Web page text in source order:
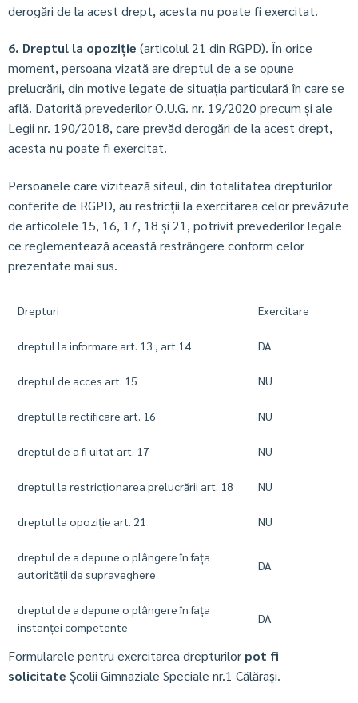
derogări de la acest drept, acesta nu poate fi exercitat.
6. Dreptul la opoziție (articolul 21 din RGPD). În orice
moment, persoana vizată are dreptul de a se opune
prelucrării, din motive legate de situația particulară în care se
află. Datorită prevederilor O.U.G. nr. 19/2020 precum și ale
Legii nr. 190/2018, care prevăd derogări de la acest drept,
acesta nu poate fi exercitat.
Persoanele care vizitează siteul, din totalitatea drepturilor
conferite de RGPD, au restricții la exercitarea celor prevăzute
de articolele 15, 16, 17, 18 și 21, potrivit prevederilor legale
ce reglementează această restrângere conform celor
prezentate mai sus.
Drepturi Exercitare
dreptul la informare art. 13 , art.14 DA
dreptul de acces art. 15 NU
dreptul la rectificare art. 16 NU
dreptul de a fi uitat art. 17 NU
dreptul la restricționarea prelucrării art. 18 NU
dreptul la opoziție art. 21 NU
dreptul de a depune o plângere în fața
autorității de supraveghere
DA
dreptul de a depune o plângere în fața
instanței competente
DA
Formularele pentru exercitarea drepturilor pot fi
solicitate Școlii Gimnaziale Speciale nr.1 Călărași.